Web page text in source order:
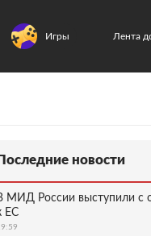
Игры Лента
Последние новости
МИД России выступили с
ЕС